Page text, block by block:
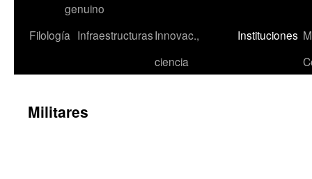
contenido
genuino
Filología InfraestructurasInnovac.,
ciencia
Instituciones
Militares